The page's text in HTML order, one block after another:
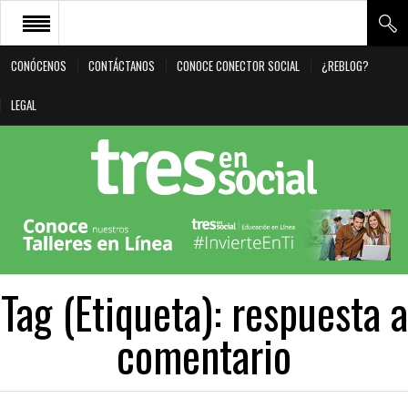
CONÓCENOS CONTÁCTANOS CONOCE CONECTOR SOCIAL ¿REBLOG?
LEGAL
CONOCE CONECTOR SOCIAL
LEGAL
Tag (Etiqueta): respuesta a
comentario